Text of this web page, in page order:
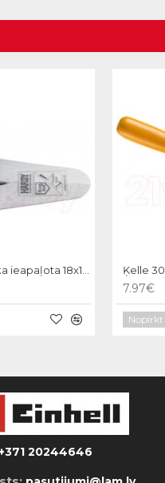
7.97€
Nopirkt
20244646